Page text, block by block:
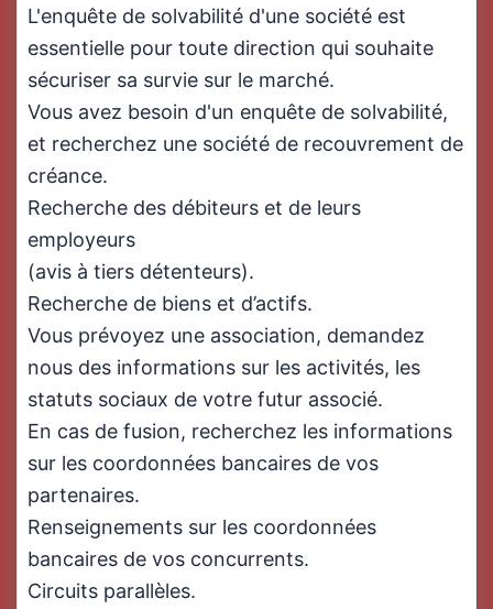
L'enquête de solvabilité d'une société est
essentielle pour toute direction qui souhaite
sécuriser sa survie sur le marché.
Vous avez besoin d'un enquête de solvabilité,
et recherchez une société de recouvrement de
créance.
Recherche des débiteurs et de leurs
employeurs
(avis à tiers détenteurs).
Recherche de biens et d’actifs.
Vous prévoyez une association, demandez
nous des informations sur les activités, les
statuts sociaux de votre futur associé.
En cas de fusion, recherchez les informations
sur les coordonnées bancaires de vos
partenaires.
Renseignements sur les coordonnées
bancaires de vos concurrents.
Circuits parallèles.